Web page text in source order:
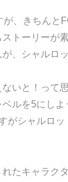
、きちんと
トーリーが
、シャルロ
いと！って
ルを5にしよ
がシャルロッ
たキャラク